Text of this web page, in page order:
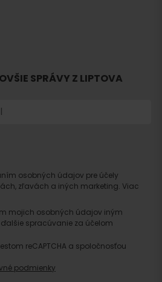
SPRÁVY Z LIPTOVA
osobných údajov pre účely
zľavách a iných marketing. Viac
mojich osobných údajov iným
spracúvanie za účelom
reCAPTCHA a spoločnosťou
podmienky